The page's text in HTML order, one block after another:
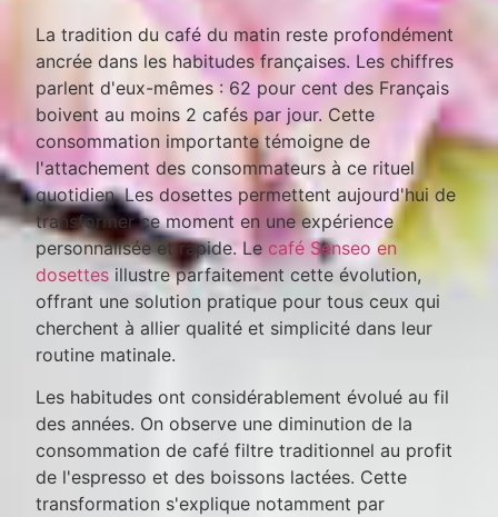
La tradition du café du matin reste profondément
ancrée dans les habitudes françaises. Les chiffres
parlent d'eux-mêmes : 62 pour cent des Français
boivent au moins 2 cafés par jour. Cette
consommation importante témoigne de
l'attachement des consommateurs à ce rituel
quotidien. Les dosettes permettent aujourd'hui de
transformer ce moment en une expérience
personnalisée et rapide. Le café Senseo en
dosettes illustre parfaitement cette évolution,
offrant une solution pratique pour tous ceux qui
cherchent à allier qualité et simplicité dans leur
routine matinale.
Les habitudes ont considérablement évolué au fil
des années. On observe une diminution de la
consommation de café filtre traditionnel au profit
de l'espresso et des boissons lactées. Cette
transformation s'explique notamment par